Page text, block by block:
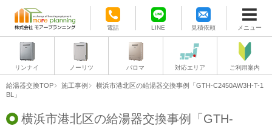
電話 LINE 見積依頼 メニュー
リンナイ ノーリツ パロマ 対応エリア ご利用案内
給湯器交換TOP 施工事例
横浜市港北区の給湯器交換事例「GTH-C2450AW3H-T-1
BL」
横浜市港北区の給湯器交換事例「GTH-